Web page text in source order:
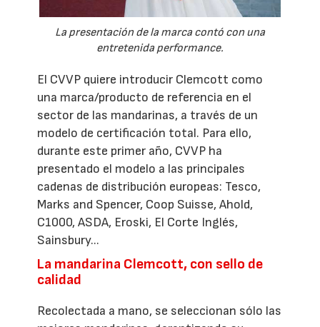
La presentación de la marca contó con una
entretenida performance.
El CVVP quiere introducir Clemcott como
una marca/producto de referencia en el
sector de las mandarinas, a través de un
modelo de certificación total. Para ello,
durante este primer año, CVVP ha
presentado el modelo a las principales
cadenas de distribución europeas: Tesco,
Marks and Spencer, Coop Suisse, Ahold,
C1000, ASDA, Eroski, El Corte Inglés,
Sainsbury...
La mandarina Clemcott, con sello de
calidad
Recolectada a mano, se seleccionan sólo las